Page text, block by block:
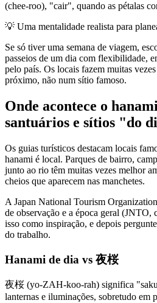
(chee-roo), "cair", quando as pétalas
💡 Uma mentalidade realista para
Se só tiver uma semana de viagem,
passeios de um dia com flexibilidade,
pelo país. Os locais fazem muitas
próximo, não num sítio famoso.
Onde acontece o
santuários e sítios "do
Os guias turísticos destacam locais
hanami é local. Parques de bairro,
junto ao rio têm muitas vezes melhor
cheios que aparecem nas manchetes.
A Japan National Tourism
de observação e a época geral (JNTO,
isso como inspiração, e depois
do trabalho.
Hanami de dia vs 夜桜
夜桜 (yo-ZAH-koo-rah) significa
lanternas e iluminações, sobretudo em